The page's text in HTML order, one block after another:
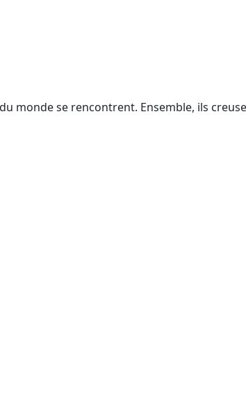
monde se rencontrent. Ensemble, ils